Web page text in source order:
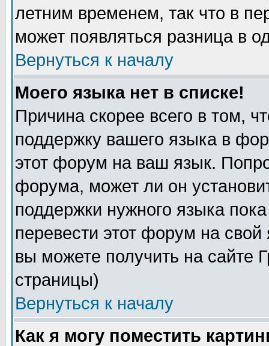
летним временем, так что в
может появляться разница в
Вернуться к началу
Моего языка нет в списке!
Причина скорее всего в том,
поддержку вашего языка в
этот форум на ваш язык.
форума, может ли он
поддержки нужного языка
перевести этот форум на
вы можете получить на сайте
страницы)
Вернуться к началу
Как я могу поместить